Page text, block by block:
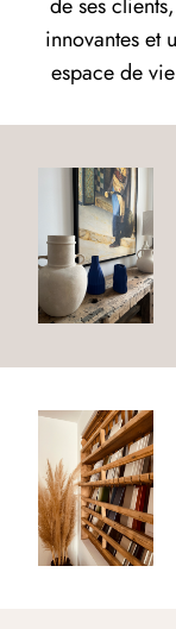
innovantes et
espace de